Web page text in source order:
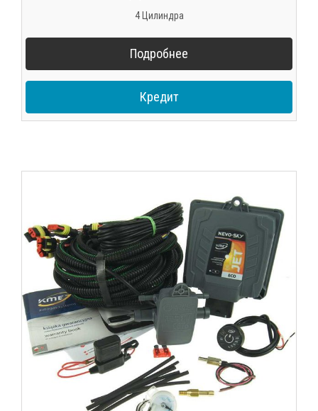
4 Цилиндра
Подробнее
Кредит